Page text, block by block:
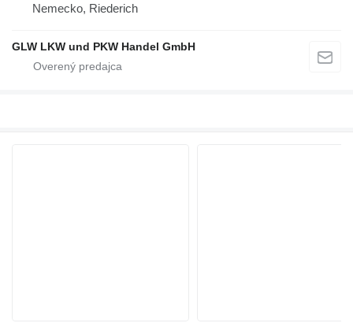
Nemecko, Riederich
GLW LKW und PKW Handel GmbH